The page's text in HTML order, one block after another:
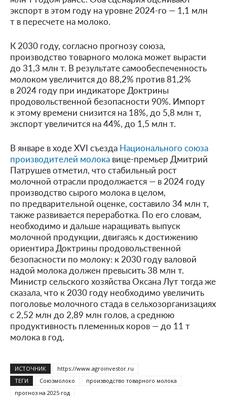
экспорт в этом году на уровне 2024-го — 1,1 млн
т в пересчете на молоко.
К 2030 году, согласно прогнозу союза,
производство товарного молока может вырасти
до 31,3 млн т. В результате самообеспеченность
молоком увеличится до 88,2% против 81,2%
в 2024 году при индикаторе Доктрины
продовольственной безопасности 90%. Импорт
к этому времени снизится на 18%, до 5,8 млн т,
экспорт увеличится на 44%, до 1,5 млн т.
В январе в ходе XVI съезда Национального союза
производителей молока вице-премьер Дмитрий
Патрушев отметил, что стабильный рост
молочной отрасли продолжается — в 2024 году
производство сырого молока в целом,
по предварительной оценке, составило 34 млн т,
также развивается переработка. По его словам,
необходимо и дальше наращивать выпуск
молочной продукции, двигаясь к достижению
ориентира Доктрины продовольственной
безопасности по молоку: к 2030 году валовой
надой молока должен превысить 38 млн т.
Министр сельского хозяйства Оксана Лут тогда же
сказала, что к 2030 году необходимо увеличить
поголовье молочного стада в сельхозорганизациях
с 2,52 млн до 2,89 млн голов, а среднюю
продуктивность племенных коров — до 11 т
молока в год.
ИСТОЧНИК
https://www.agroinvestor.ru
ТЕГИ
Союзмолоко
производство товарного молока
прогноз на 2025 год